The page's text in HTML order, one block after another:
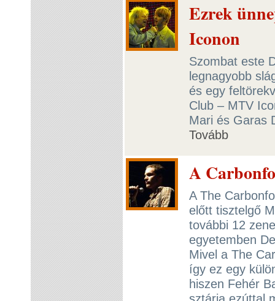
Ezrek
Iconon
Szombat este
legnagyobb
és egy
Club – MTV
Mari és Garas
Tovább
A
A The
előtt tisztelgő
további 12
egyetemben
Mivel a The
így ez egy
hiszen Fehér